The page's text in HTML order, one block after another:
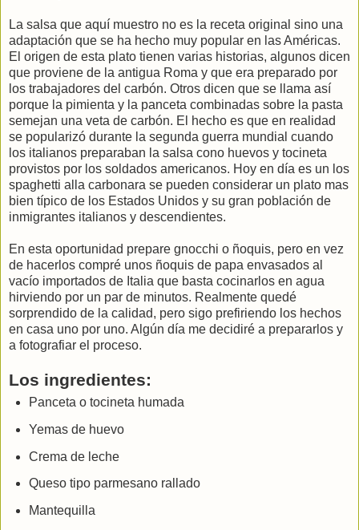
La salsa que aquí muestro no es la receta original sino una
adaptación que se ha hecho muy popular en las Américas.
El origen de esta plato tienen varias historias, algunos dicen
que proviene de la antigua Roma y que era preparado por
los trabajadores del carbón. Otros dicen que se llama así
porque la pimienta y la panceta combinadas sobre la pasta
semejan una veta de carbón. El hecho es que en realidad
se popularizó durante la segunda guerra mundial cuando
los italianos preparaban la salsa cono huevos y tocineta
provistos por los soldados americanos. Hoy en día es un los
spaghetti alla carbonara se pueden considerar un plato mas
bien típico de los Estados Unidos y su gran población de
inmigrantes italianos y descendientes.
En esta oportunidad prepare gnocchi o ñoquis, pero en vez
de hacerlos compré unos ñoquis de papa envasados al
vacío importados de Italia que basta cocinarlos en agua
hirviendo por un par de minutos. Realmente quedé
sorprendido de la calidad, pero sigo prefiriendo los hechos
en casa uno por uno. Algún día me decidiré a prepararlos y
a fotografiar el proceso.
Los ingredientes:
Panceta o tocineta humada
Yemas de huevo
Crema de leche
Queso tipo parmesano rallado
Mantequilla